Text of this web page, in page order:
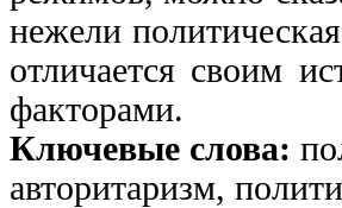
нежели
отличается своим
факторами.
Ключевые слова:
авторитаризм,